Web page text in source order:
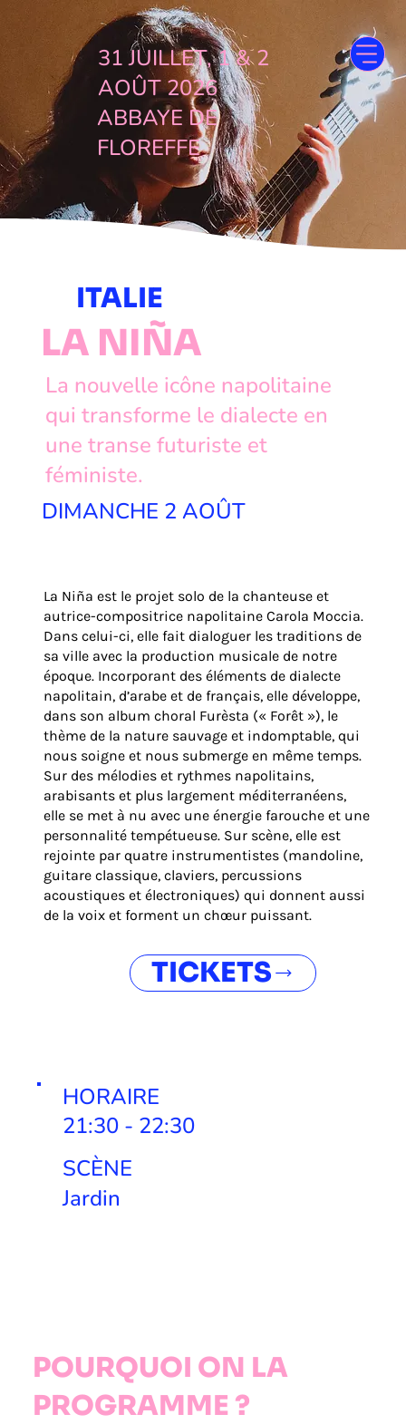
31 JUILLET, 1 & 2
AOÛT 2026
ABBAYE DE
FLOREFFE
ITALIE
LA NIÑA
La nouvelle icône napolitaine
qui transforme le dialecte en
une transe futuriste et
féministe.
DIMANCHE 2 AOÛT
La Niña est le projet solo de la chanteuse et
autrice-compositrice napolitaine Carola Moccia.
Dans celui-ci, elle fait dialoguer les traditions de
sa ville avec la production musicale de notre
époque. Incorporant des éléments de dialecte
napolitain, d’arabe et de français, elle développe,
dans son album choral Furèsta (« Forêt »), le
thème de la nature sauvage et indomptable, qui
nous soigne et nous submerge en même temps.
Sur des mélodies et rythmes napolitains,
arabisants et plus largement méditerranéens,
elle se met à nu avec une énergie farouche et une
personnalité tempétueuse. Sur scène, elle est
rejointe par quatre instrumentistes (mandoline,
guitare classique, claviers, percussions
acoustiques et électroniques) qui donnent aussi
de la voix et forment un chœur puissant.
TICKETS
HORAIRE
21:30 - 22:30
SCÈNE
Jardin
POURQUOI ON LA
PROGRAMME ?